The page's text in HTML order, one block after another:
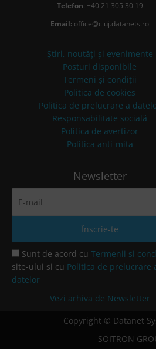
Telefon: +40 21 305 30 19
Email: office@cluj.datanets.ro
Știri, noutăți și evenimente
Posturi disponibile
Termeni și condiții
Politica de cookies
Politica de prelucrare a
Responsabilitate socială
Politica de avertizor
Politica anti-mita
Newsletter
Sunt de acord cu Termenii si
site-ului si cu Politica de prelucrare
datelor
Vezi arhiva de Newsletter
Copyright © Datanet
SOITRON